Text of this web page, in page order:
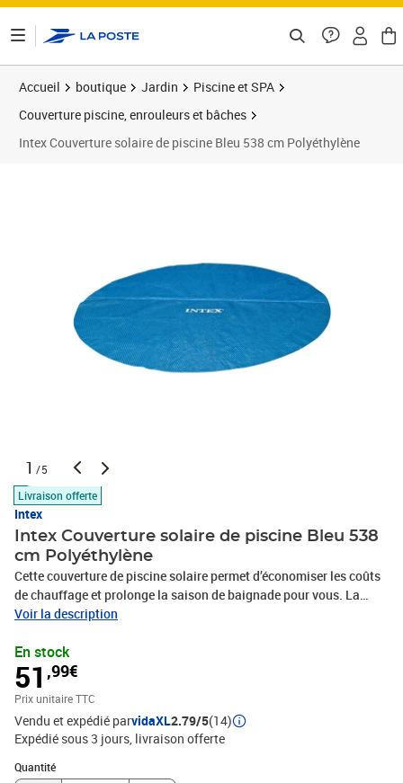
Accueil boutique Jardin
Piscine et SPA
Couverture piscine, enrouleurs et bâches
Intex Couverture solaire de piscine Bleu 538 cm Polyéthylène
1 /5
Livraison offerte
Intex
Intex Couverture solaire de piscine Bleu 538
cm Polyéthylène
Cette couverture de piscine solaire permet d’économiser les coûts
de chauffage et prolonge la saison de baignade pour vous. La
couverture de piscine est fabriquée en polyéthylène, ce qui la rend
que vous puissiez profiter plus longtemps de vos jeux. De plus, elle
repose au dessus de la piscine pour la protéger des feuilles, de la
poussière et des débris qui s'accumulent dans la piscine.Couleur :
bleuMatériau : polyéthylèneDiamètre : 538 cmÉpaisseur : 160
micronsConvient aux piscines d'un diamètre de 549 cm
Voir la description
En stock
51 ,99€
Prix unitaire TTC
Vendu et expédié parvidaXL2.79/5(14)
Expédié sous 3 jours livraison offerte
Quantité
Quantité : 1